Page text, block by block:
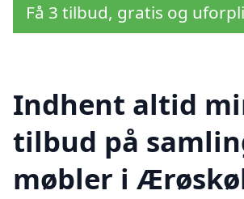
Få 3 tilbud, gratis og
Indhent altid
tilbud på
møbler i